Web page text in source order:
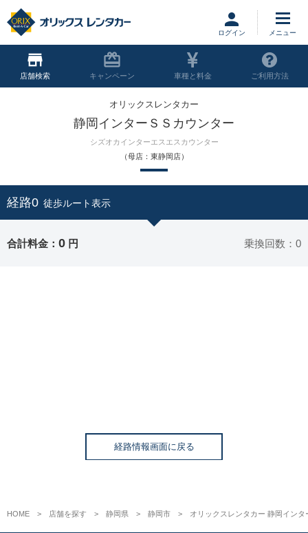
ログイン
店舗 キャンペーン 車種と料金 ご利用方法
オリックスレンタカー
静岡インターＳＳカウンター
シズオカインターエスエスカウンター
（母店：東静岡店）
経路0 徒歩ルート表示
合計料金： 0 円 乗換回数：0
経路情報画面に戻る
HOME 店舗を探す 静岡県 静岡市 オリックスレンタカー 静岡インタ